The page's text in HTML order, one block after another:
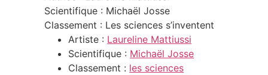
Scientifique : Michaël Josse
Classement : Les sciences s’inventent
Artiste : Laureline Mattiussi
Scientifique : Michaël Josse
Classement : les sciences